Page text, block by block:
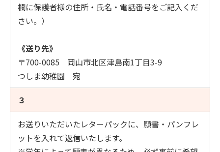
欄に保護者様の住所・氏名・電話番号をご記入くだ
さい。）
《送り先》
〒700-0085 岡山市北区津島南1丁目3-9
つしま幼稚園 宛
３
お送りいただいたレターパックに、願書・パンフレ
ットを入れて返信いたします。